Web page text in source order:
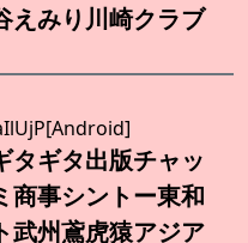
えみり川崎クラブ
タギタ出版チャッ
商事シントー東和
武州鳶虎猿アジア